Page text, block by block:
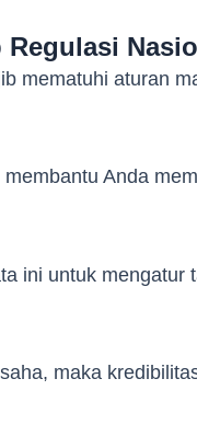
Regulasi
mematuhi aturan
Anda
ini untuk mengatur
maka